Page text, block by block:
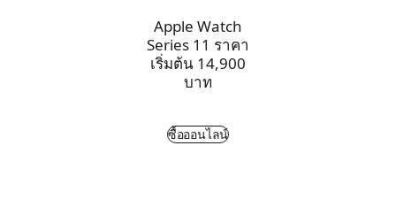
Apple Watch
Series 11 ราคา
เริ่มต้น 14,900
บาท
ซื้อออนไลน์